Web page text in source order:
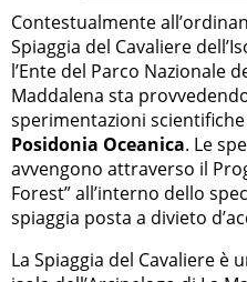
Contestualmente
Spiaggia del Cavaliere
l’Ente del Parco Nazionale
Maddalena sta
sperimentazioni
Posidonia Oceanica. Le
avvengono attraverso il
Forest” all’interno dello
spiaggia posta a divieto
La Spiaggia del Cavaliere è